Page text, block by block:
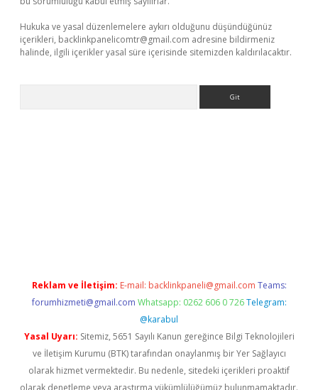
Hukuka ve yasal düzenlemelere aykırı olduğunu düşündüğünüz
içerikleri, backlinkpanelicomtr@gmail.com adresine bildirmeniz
halinde, ilgili içerikler yasal süre içerisinde sitemizden kaldırılacaktır.
Reklam ve İletişim: E-mail: backlinkpaneli@gmail.com Teams:
forumhizmeti@gmail.com Whatsapp: 0262 606 0 726 Telegram:
@karabul
Yasal Uyarı: Sitemiz, 5651 Sayılı Kanun gereğince Bilgi Teknolojileri
ve İletişim Kurumu (BTK) tarafından onaylanmış bir Yer Sağlayıcı
olarak hizmet vermektedir. Bu nedenle, sitedeki içerikleri proaktif
olarak denetleme veya araştırma yükümlülüğümüz bulunmamaktadır.